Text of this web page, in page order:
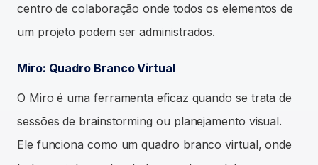
centro de colaboração onde todos os elementos de
um projeto podem ser administrados.
Miro: Quadro Branco Virtual
O Miro é uma ferramenta eficaz quando se trata de
sessões de brainstorming ou planejamento visual.
Ele funciona como um quadro branco virtual, onde